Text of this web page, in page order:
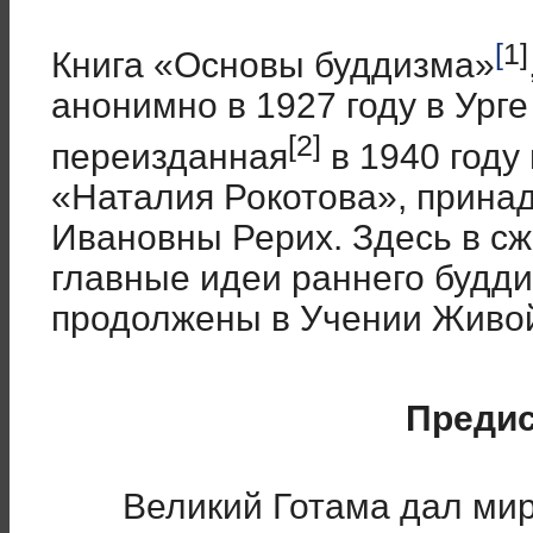
Книга «Основы буддизма»[1]
анонимно в 1927 году в
переизданная[2] в 1940
«Наталия Рокотова»,
Ивановны Рерих. Здесь в
главные идеи раннего
продолжены в Учении
Великий Готама дал